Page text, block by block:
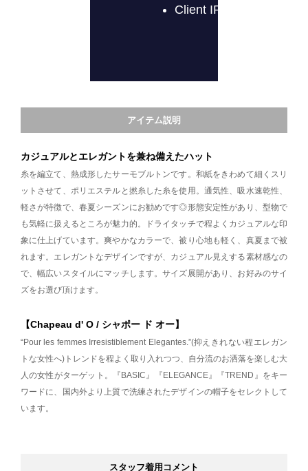
アイテム説明
カジュアルとエレガントを兼ね備えたハット
糸を編立て、熱成形したサーモブルトンです。和紙をきわめて細くスリ
ットさせて、ポリエステルと撚糸した糸を使用。通気性、吸水速乾性、
軽さが特徴で、春夏シーズンにお勧めです◎形態安定性があり、型物で
も気軽に扱えるところが魅力的。ドライタッチで程よくカジュアルな印
象に仕上げています。爽やかなカラーで、被り心地も軽く、真夏まで被
れます。エレガントなデザインですが、カジュアル見えする素材感なの
で、幅広いスタイルにマッチします。サイズ展開があり、お好みのサイ
ズをお選び頂けます。
【Chapeau d' O / シャポー ド オー】
“Pour les femmes Irresistiblement Elegantes.”(抑えきれない程エレガン
トな女性へ)トレンドを程よく取り入れつつ、自分流のお洒落を楽しむ大
人の女性がターゲット。『BASIC』『ELEGANCE』『TREND』をキー
ワードに、国内外より上質で洗練されたデザインの帽子をセレクトして
います。
スタッフ着用コメント